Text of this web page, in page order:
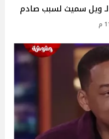
ويل سميث لسبب صادم